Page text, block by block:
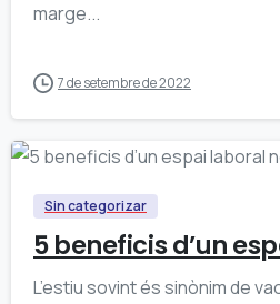
marge...
7 de setembre de 2022
Sin categorizar
5 beneficis d’un
L’estiu sovint és sinònim de